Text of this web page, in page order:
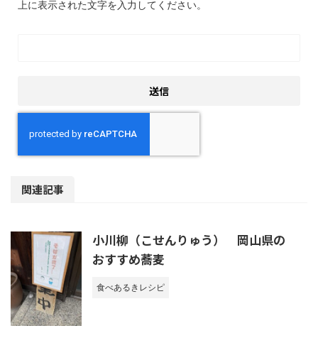
上に表示された文字を入力してください。
関連記事
小川柳（こせんりゅう） 岡山県の
おすすめ蕎麦
食べあるきレシピ